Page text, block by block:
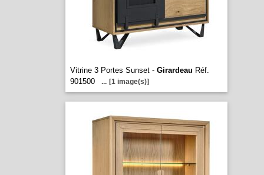
Vitrine 3 Portes Sunset - Girardeau Réf.
901500
... [1 image(s)]